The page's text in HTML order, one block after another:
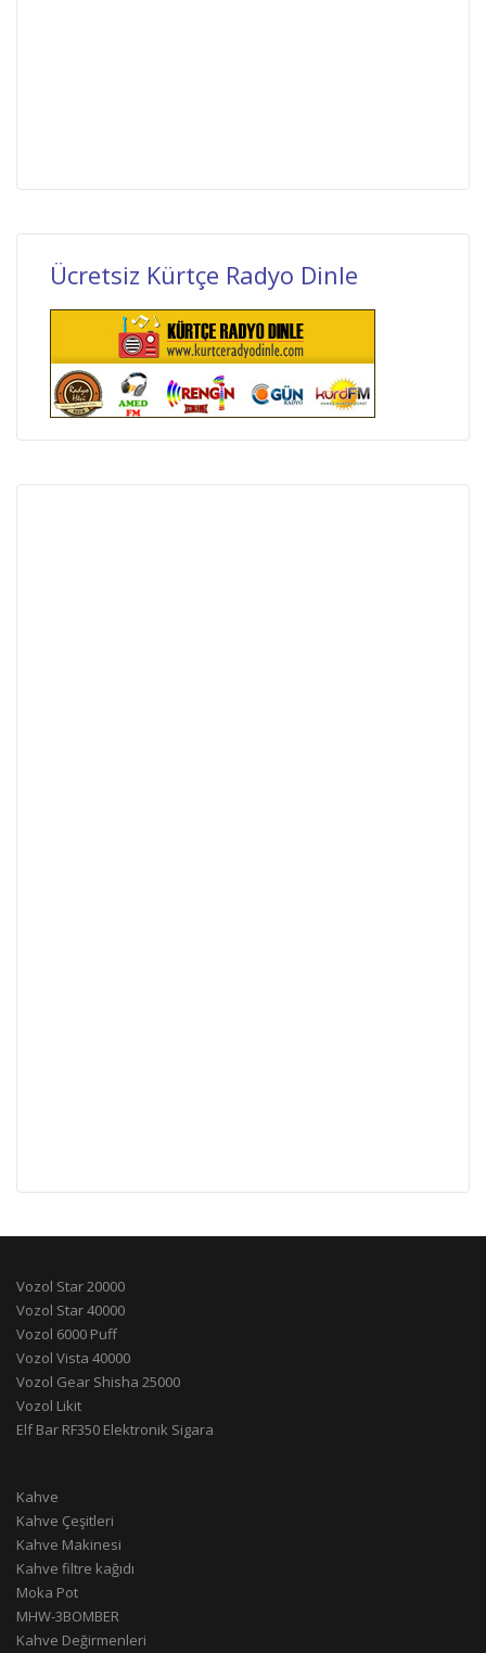
Ücretsiz Kürtçe Radyo Dinle
Vozol Star 20000
Vozol Star 40000
Vozol 6000 Puff
Vozol Vista 40000
Vozol Gear Shisha 25000
Vozol Likit
Elf Bar RF350 Elektronik Sigara
Kahve
Kahve Çeşitleri
Kahve Makinesi
Kahve filtre kağıdı
Moka Pot
MHW-3BOMBER
Kahve Değirmenleri